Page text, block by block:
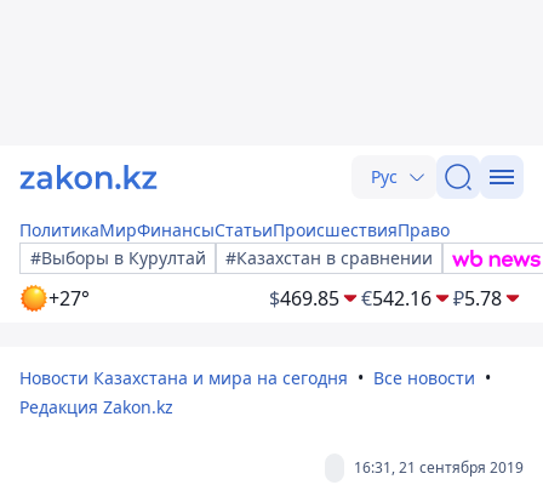
Рус
ПолитикаМирФинансыСтатьиПроисшествияПраво
#Выборы в Курултай
#Казахстан в сравнении
+27° $469.85 €542.16 ₽5.78
Новости Казахстана и мира на сегодня
Все новости
Редакция Zakon.kz
16:31, 21 сентября 2019